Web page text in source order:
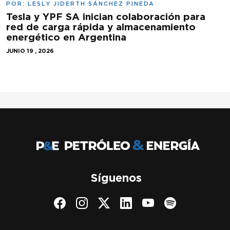
POR: LESLY JIDERTH SÁNCHEZ PINEDA
Tesla y YPF SA inician colaboración para
red de carga rápida y almacenamiento
energético en Argentina
JUNIO 19 , 2026
Síguenos